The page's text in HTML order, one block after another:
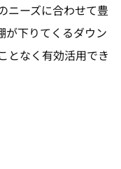
ニーズに合わせて豊
が下りてくるダウン
となく有効活用でき